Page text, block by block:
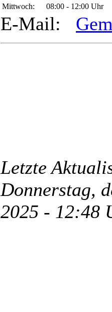
Mittwoch:
08:00 - 12:00 Uhr
E-Mail:
Letzte
Donnerstag,
2025 -